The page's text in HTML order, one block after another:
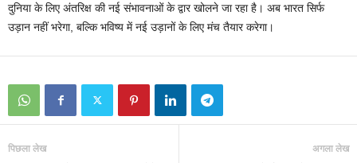
दुनिया के लिए अंतरिक्ष की नई संभावनाओं के द्वार खोलने जा रहा है। अब भारत सिर्फ
उड़ान नहीं भरेगा, बल्कि भविष्य में नई उड़ानों के लिए मंच तैयार करेगा।
पिछला लेख अगला लेख